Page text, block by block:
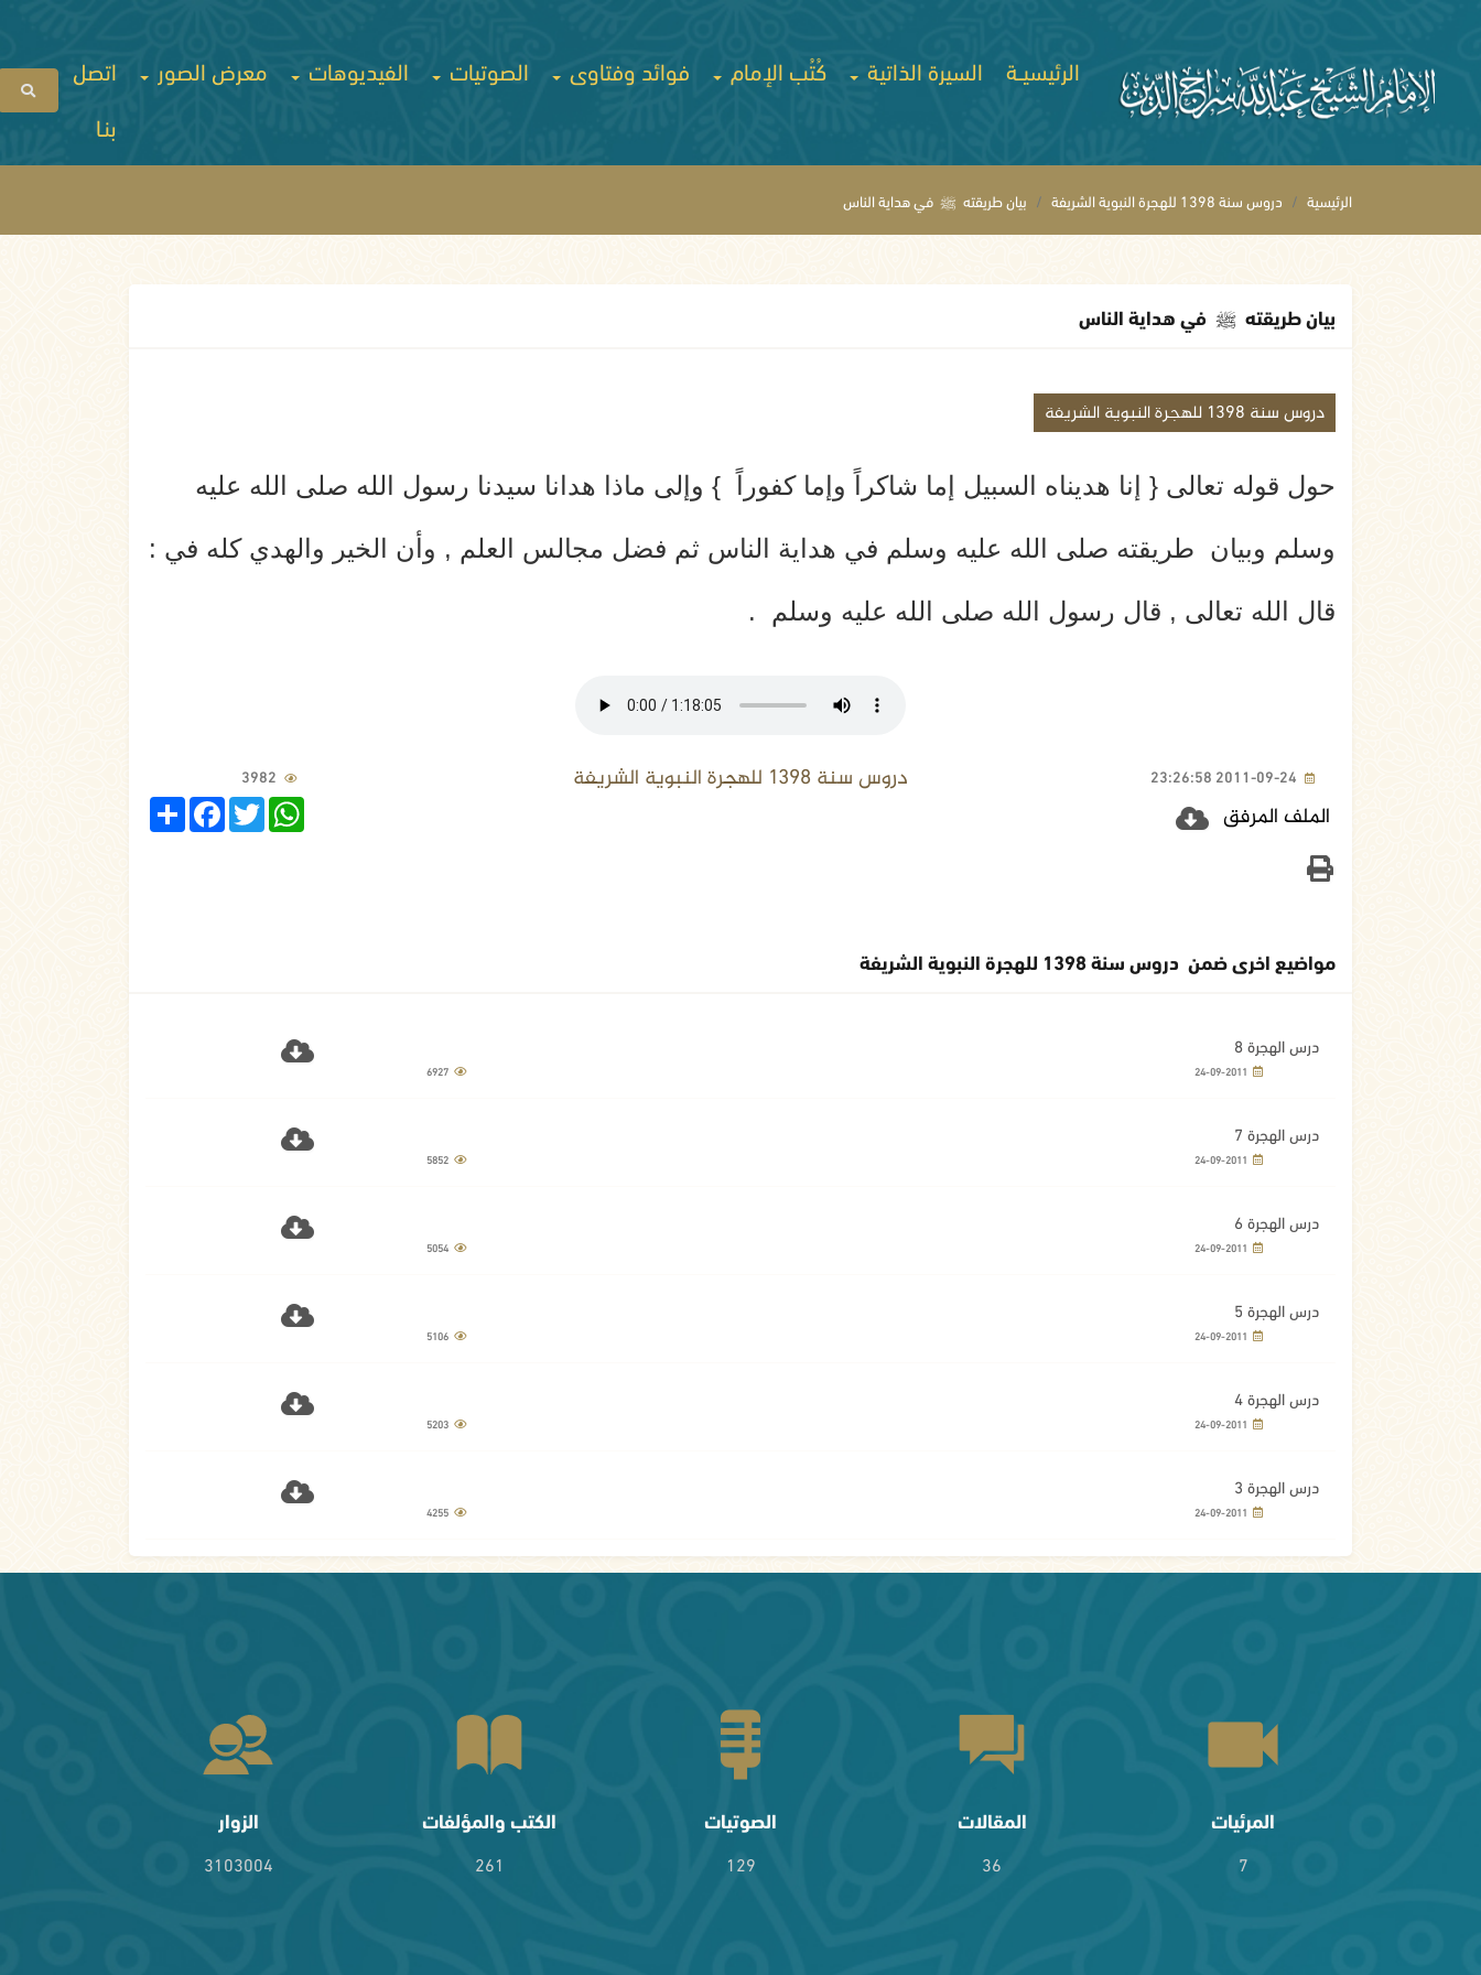
الرئيسيــة السيرة الذاتية كُتُب الإمام فوائد وفتاوى الصوتيات الفيديوهات معرض الصور
اتصل
بنـا
الرئيسية دروس سنة 1398 للهجرة النبوية الشريفة بيان طريقته ﷺ في هداية الناس
بيان طريقته ﷺ في هداية الناس
دروس سنة 1398 للهجرة النبوية الشريفة
حول قوله تعالى { إنا هديناه السبيل إما شاكراً وإما كفوراً } وإلى ماذا هدانا سيدنا رسول الله صلى الله عليه
وسلم وبيان طريقته صلى الله عليه وسلم في هداية الناس ثم فضل مجالس العلم , وأن الخير والهدي كله في :
قال الله تعالى , قال رسول الله صلى الله عليه وسلم .
2011-09-24 23:26:58 دروس سنة 1398 للهجرة النبوية الشريفة 3982
الملف المرفق Share
FacebookTwitter
WhatsApp
مواضيع اخرى ضمن دروس سنة 1398 للهجرة النبوية الشريفة
درس الهجرة 8
6927
درس الهجرة 7
5852
درس الهجرة 6
5054
درس الهجرة 5
5106
درس الهجرة 4
5203
درس الهجرة 3
4255
المرئيات
7
المقالات
36
الصوتيات
129
الكتب والمؤلفات
261
الزوار
3103004